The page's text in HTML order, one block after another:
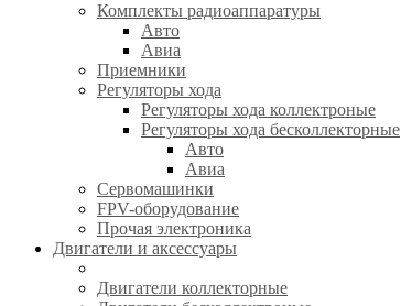
Комплекты радиоаппаратуры
Авто
Авиа
Приемники
Регуляторы хода
Регуляторы хода коллектроные
Регуляторы хода бесколлекторные
Авто
Авиа
Сервомашинки
FPV-оборудование
Прочая электроника
Двигатели и аксессуары
Двигатели коллекторные